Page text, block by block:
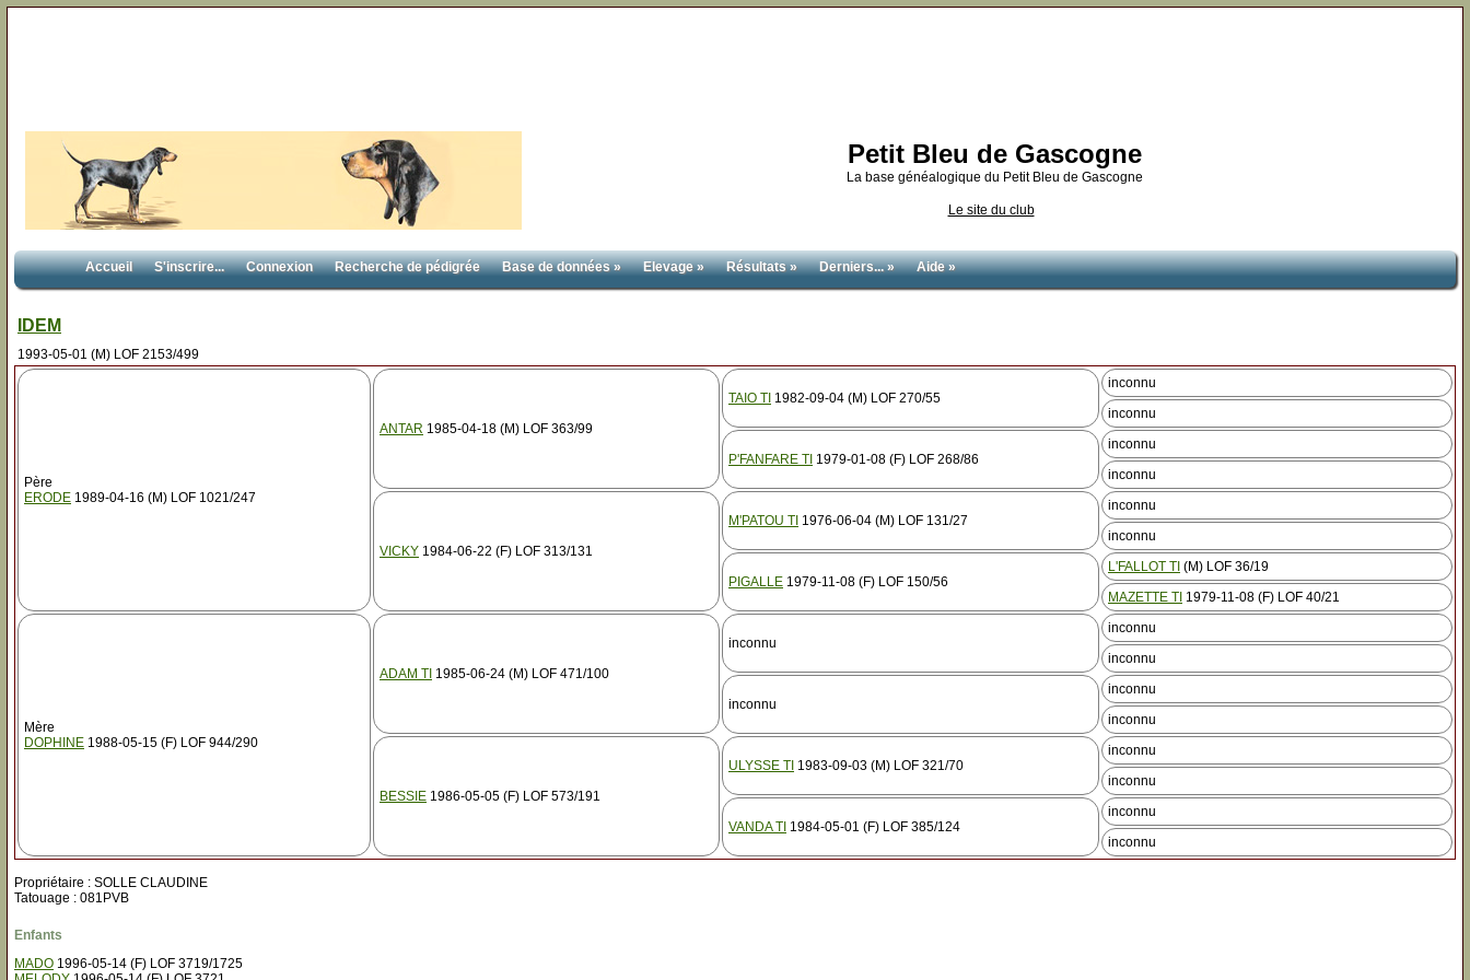
Petit Bleu de Gascogne
La base généalogique du Petit Bleu de Gascogne
Le site du club
Accueil S'inscrire... Connexion Recherche de pédigrée Base de données » Elevage » Résultats » Derniers... » Aide »
IDEM
1993-05-01 (M) LOF 2153/499
Père
ERODE 1989-04-16 (M) LOF 1021/247
ANTAR 1985-04-18 (M) LOF 363/99
TAIO TI 1982-09-04 (M) LOF 270/55
inconnu
inconnu
P'FANFARE TI 1979-01-08 (F) LOF 268/86
inconnu
inconnu
VICKY 1984-06-22 (F) LOF 313/131
M'PATOU TI 1976-06-04 (M) LOF 131/27
inconnu
inconnu
PIGALLE 1979-11-08 (F) LOF 150/56
L'FALLOT TI (M) LOF 36/19
MAZETTE TI 1979-11-08 (F) LOF 40/21
Mère
DOPHINE 1988-05-15 (F) LOF 944/290
ADAM TI 1985-06-24 (M) LOF 471/100
inconnu
inconnu
inconnu
inconnu
inconnu
inconnu
BESSIE 1986-05-05 (F) LOF 573/191
ULYSSE TI 1983-09-03 (M) LOF 321/70
inconnu
inconnu
VANDA TI 1984-05-01 (F) LOF 385/124
inconnu
inconnu
Propriétaire : SOLLE CLAUDINE
Tatouage : 081PVB
Enfants
MADO 1996-05-14 (F) LOF 3719/1725